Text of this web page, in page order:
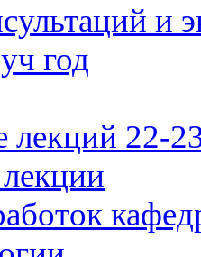
и
год
лекций 22-